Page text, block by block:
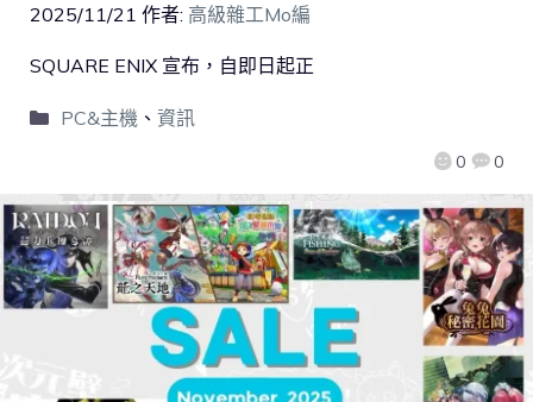
2025/11/21 作者: 高級雜工Mo編
0 0
SQUARE ENIX 宣布，自即日起正
PC&主機 、 資訊